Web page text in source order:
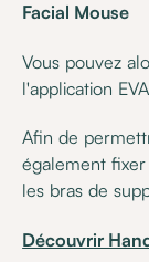
Facial Mouse
Vous pouvez
l'application
Afin de
également
les bras de
Découvrir